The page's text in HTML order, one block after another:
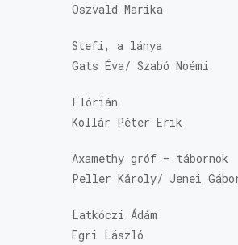
Oszvald Marika
Stefi, a lánya
Gats Éva/ Szabó Noémi
Flórián
Kollár Péter Erik
Axamethy gróf – tábornok
Peller Károly/ Jenei
Latkóczi Ádám
Egri László